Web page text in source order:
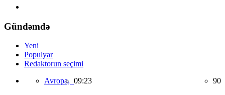
Gündəmdə
Yeni
Populyar
Redaktorun seçimi
Avropa, 09:23 90